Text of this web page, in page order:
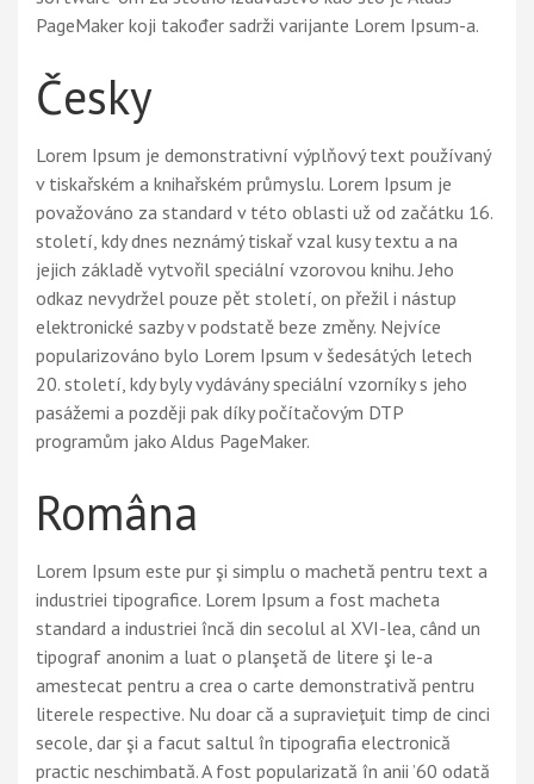
PageMaker koji također sadrži varijante Lorem Ipsum-a.
Česky
Lorem Ipsum je demonstrativní výplňový text používaný
v tiskařském a knihařském průmyslu. Lorem Ipsum je
považováno za standard v této oblasti už od začátku 16.
století, kdy dnes neznámý tiskař vzal kusy textu a na
jejich základě vytvořil speciální vzorovou knihu. Jeho
odkaz nevydržel pouze pět století, on přežil i nástup
elektronické sazby v podstatě beze změny. Nejvíce
popularizováno bylo Lorem Ipsum v šedesátých letech
20. století, kdy byly vydávány speciální vzorníky s jeho
pasážemi a později pak díky počítačovým DTP
programům jako Aldus PageMaker.
Româna
Lorem Ipsum este pur şi simplu o machetă pentru text a
industriei tipografice. Lorem Ipsum a fost macheta
standard a industriei încă din secolul al XVI-lea, când un
tipograf anonim a luat o planşetă de litere şi le-a
amestecat pentru a crea o carte demonstrativă pentru
literele respective. Nu doar că a supravieţuit timp de cinci
secole, dar şi a facut saltul în tipografia electronică
practic neschimbată. A fost popularizată în anii ’60 odată